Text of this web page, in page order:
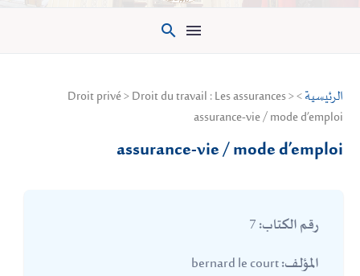

الرئيسية > Droit privé > Droit du travail : Les assurances >
assurance-vie / mode d’emploi
assurance-vie / mode d’emploi
رقم الكتاب:
المؤلف: